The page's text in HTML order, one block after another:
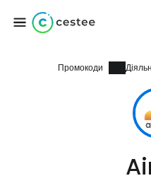
Промокоди
... світова туристична